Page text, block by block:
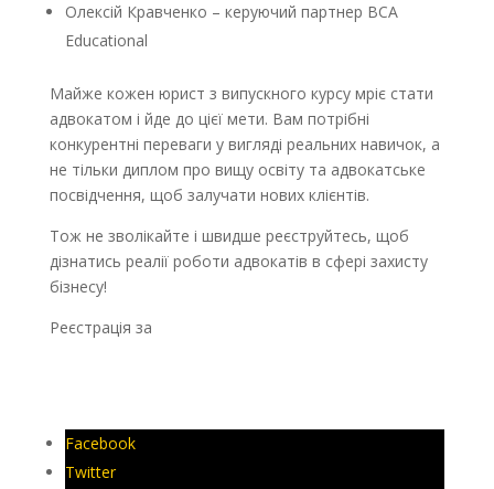
Олексій Кравченко – керуючий партнер ВСА
Educational
Майже кожен юрист з випускного курсу мріє стати
адвокатом і йде до цієї мети. Вам потрібні
конкурентні переваги у вигляді реальних навичок, а
не тільки диплом про вищу освіту та адвокатське
посвідчення, щоб залучати нових клієнтів.
Тож не зволікайте і швидше реєструйтесь, щоб
дізнатись реалії роботи адвокатів в сфері захисту
бізнесу!
Реєстрація за
Facebook
Twitter